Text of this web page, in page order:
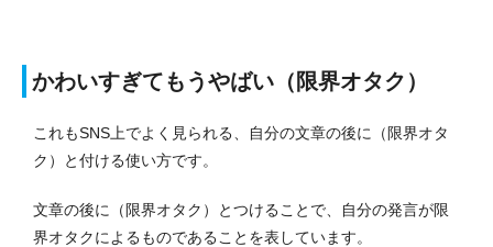
かわいすぎてもうやばい（限界オタク）
これもSNS上でよく見られる、自分の文章の後に（限界オタ
ク）と付ける使い方です。
文章の後に（限界オタク）とつけることで、自分の発言が限
界オタクによるものであることを表しています。